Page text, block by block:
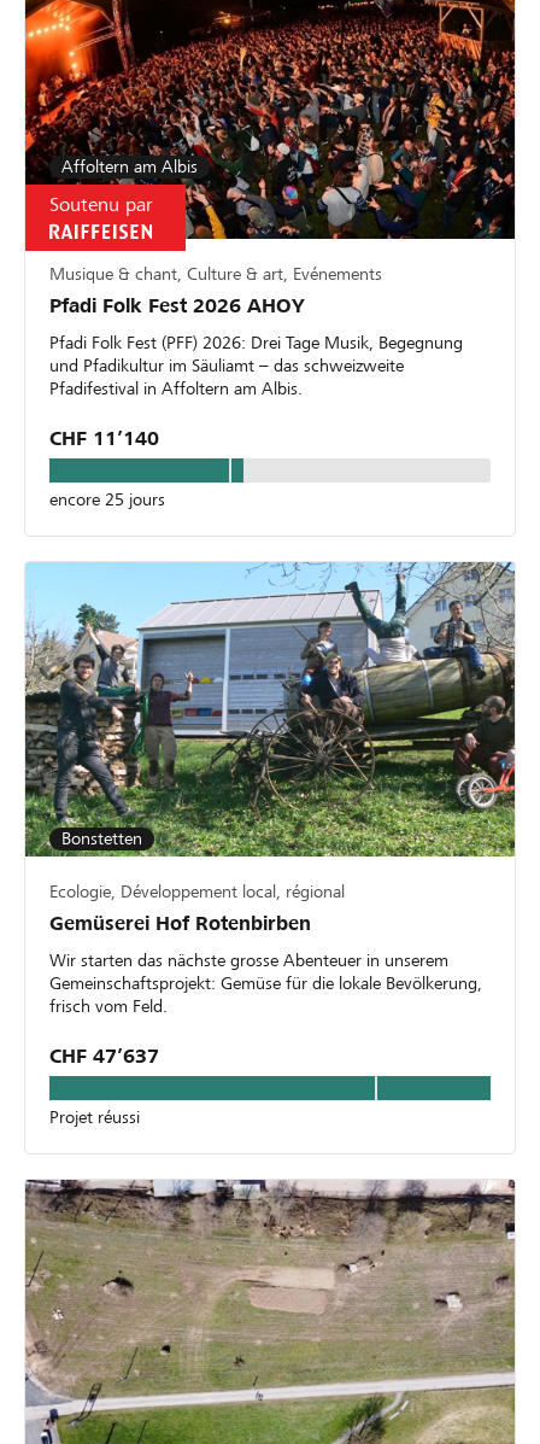
Affoltern am Albis
Soutenu par
Musique & chant, Culture & art, Evénements
Pfadi Folk Fest 2026 AHOY
Pfadi Folk Fest (PFF) 2026: Drei Tage Musik, Begegnung
und Pfadikultur im Säuliamt – das schweizweite
Pfadifestival in Affoltern am Albis.
CHF 11’140
encore 25 jours
Bonstetten
Ecologie, Développement local, régional
Gemüserei Hof Rotenbirben
Wir starten das nächste grosse Abenteuer in unserem
Gemeinschaftsprojekt: Gemüse für die lokale Bevölkerung,
frisch vom Feld.
CHF 47’637
Projet réussi